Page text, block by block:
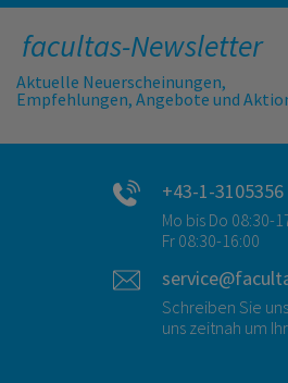
facultas-Newsletter
Aktuelle Neuerscheinungen,
Empfehlungen, Angebote und
+43-1-3105356
Mo bis Do 08:30-
Fr 08:30-16:00
Schreiben Sie
uns zeitnah um